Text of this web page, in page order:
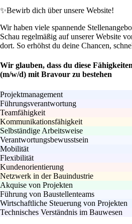
✨Bewirb dich über unsere Website!
Wir haben viele spannende
Schau regelmäßig auf unserer Website
dort. So erhöhst du deine Chancen,
Wir glauben, dass du diese
(m/w/d) mit Bravour zu bestehen
Projektmanagement
Führungsverantwortung
Teamfähigkeit
Kommunikationsfähigkeit
Selbständige Arbeitsweise
Verantwortungsbewusstsein
Mobilität
Flexibilität
Kundenorientierung
Netzwerk in der Bauindustrie
Akquise von Projekten
Führung von Baustellenteams
Wirtschaftliche Steuerung von Projekten
Technisches Verständnis im Bauwesen